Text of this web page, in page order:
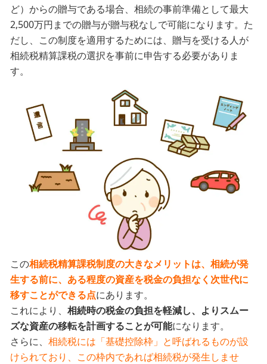
ど）からの贈与である場合、相続の事前準備として最大
2,500万円までの贈与が贈与税なしで可能になります。た
だし、この制度を適用するためには、贈与を受ける人が
相続税精算課税の選択を事前に申告する必要がありま
す。
この相続税精算課税制度の大きなメリットは、相続が発
生する前に、ある程度の資産を税金の負担なく次世代に
移すことができる点にあります。
これにより、 相続時の税金の負担を軽減し、よりスムー
ズな資産の移転を計画することが可能になります。
さらに、 相続税には「基礎控除枠」と呼ばれるものが設
けられており、この枠内であれば相続税が発生しませ